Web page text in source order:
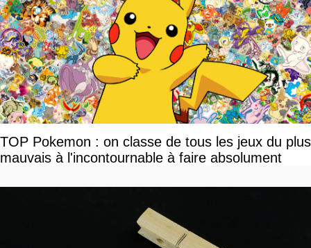
TOP Pokemon : on classe de tous les jeux du plus
mauvais à l'incontournable à faire absolument